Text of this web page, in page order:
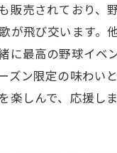
販売されており、
が飛び交います
に最高の野球イ
ズン限定の味わ
楽しんで、応援し